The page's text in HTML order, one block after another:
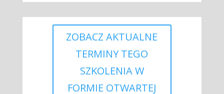
ZOBACZ AKTUALNE
TERMINY TEGO
SZKOLENIA W
FORMIE OTWARTEJ